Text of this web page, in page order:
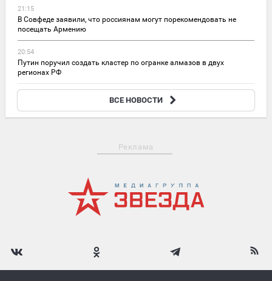
21:15
В Совфеде заявили, что россиянам могут порекомендовать не
посещать Армению
20:54
Путин поручил создать кластер по огранке алмазов в двух
регионах РФ
Первую в истории ЕГЭ 500-балльницу зачислили в МФТИ
ВСЕ НОВОСТИ
Реклама